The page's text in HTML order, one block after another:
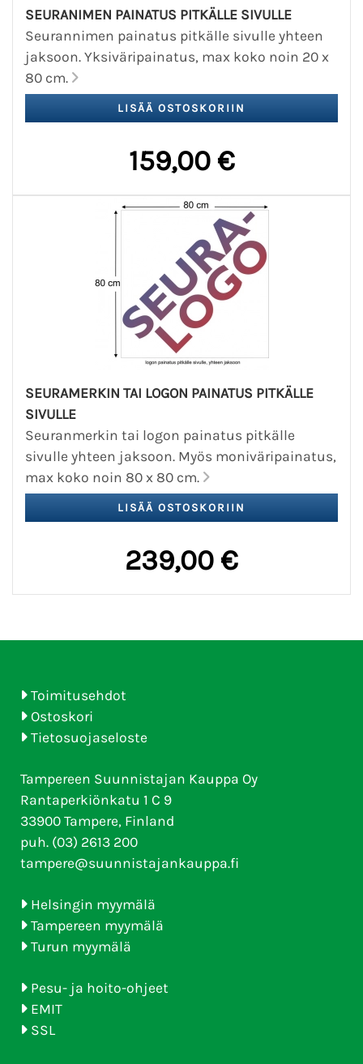
SEURANIMEN PAINATUS PITKÄLLE SIVULLE
Seurannimen painatus pitkälle sivulle yhteen
jaksoon. Yksiväripainatus, max koko noin 20 x
80 cm.
159,00 €
SEURAMERKIN TAI LOGON PAINATUS PITKÄLLE
SIVULLE
Seuranmerkin tai logon painatus pitkälle
sivulle yhteen jaksoon. Myös moniväripainatus,
max koko noin 80 x 80 cm.
239,00 €
Toimitusehdot
Ostoskori
Tietosuojaseloste
Tampereen Suunnistajan Kauppa Oy
Rantaperkiönkatu 1 C 9
33900 Tampere, Finland
puh. (03) 2613 200
tampere@suunnistajankauppa.fi
Helsingin myymälä
Tampereen myymälä
Turun myymälä
Pesu- ja hoito-ohjeet
EMIT
SSL